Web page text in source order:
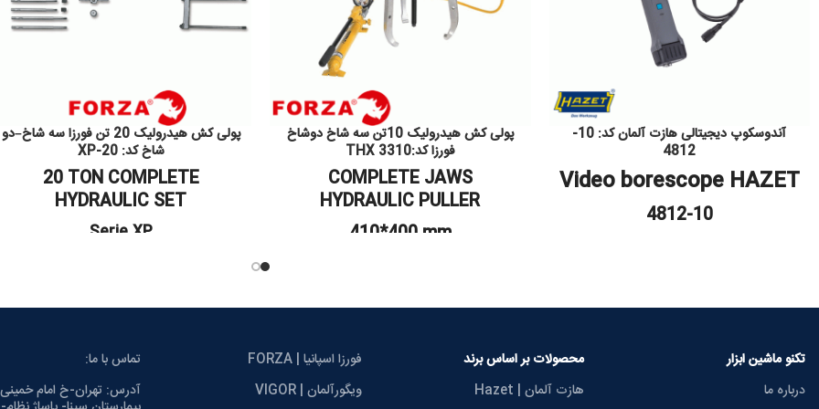
آندوسکوپ دیجیتالی هازت آلمان کد: 10-
4812
Video borescope HAZET
4812-10
پولی کش هیدرولیک 10تن سه شاخ دوشاخ
فورزا کد:3310 THX
COMPLETE JAWS
HYDRAULIC PULLER
410*400 mm
پولی کش هیدرولیک 20 تن فورزا سه شاخ–دو
شاخ کد: XP-20
20 TON COMPLETE
HYDRAULIC SET
Serie XP
تکنو ماشین ابزار
درباره ما
محصولات بر اساس برند
هازت آلمان | Hazet
فورزا اسپانیا | FORZA
ویگورآلمان | VIGOR
تماس با ما:
آدرس: تهران-خ امام